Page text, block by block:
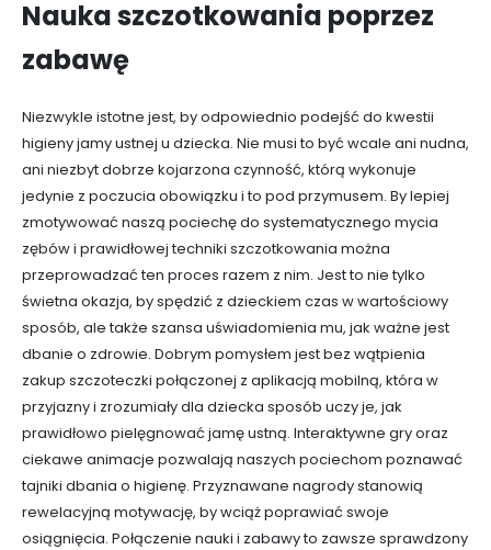
Nauka szczotkowania poprzez
zabawę
Niezwykle istotne jest, by odpowiednio podejść do kwestii
higieny jamy ustnej u dziecka. Nie musi to być wcale ani nudna,
ani niezbyt dobrze kojarzona czynność, którą wykonuje
jedynie z poczucia obowiązku i to pod przymusem. By lepiej
zmotywować naszą pociechę do systematycznego mycia
zębów i prawidłowej techniki szczotkowania można
przeprowadzać ten proces razem z nim. Jest to nie tylko
świetna okazja, by spędzić z dzieckiem czas w wartościowy
sposób, ale także szansa uświadomienia mu, jak ważne jest
dbanie o zdrowie. Dobrym pomysłem jest bez wątpienia
zakup szczoteczki połączonej z aplikacją mobilną, która w
przyjazny i zrozumiały dla dziecka sposób uczy je, jak
prawidłowo pielęgnować jamę ustną. Interaktywne gry oraz
ciekawe animacje pozwalają naszych pociechom poznawać
tajniki dbania o higienę. Przyznawane nagrody stanowią
rewelacyjną motywację, by wciąż poprawiać swoje
osiągnięcia. Połączenie nauki i zabawy to zawsze sprawdzony